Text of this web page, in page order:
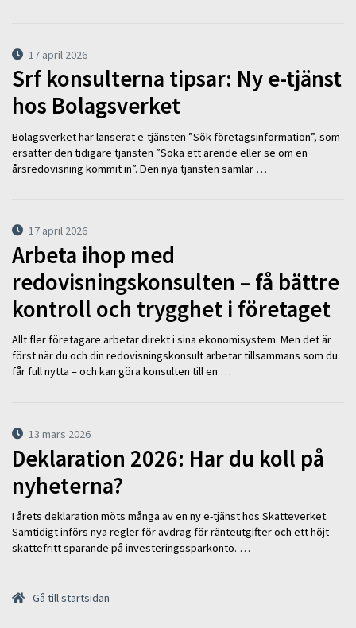
17 april 2026
Srf konsulterna tipsar: Ny e-tjänst
hos Bolagsverket
Bolagsverket har lanserat e-tjänsten ”Sök företagsinformation”, som
ersätter den tidigare tjänsten ”Söka ett ärende eller se om en
årsredovisning kommit in”. Den nya tjänsten samlar …
17 april 2026
Arbeta ihop med
redovisningskonsulten – få bättre
kontroll och trygghet i företaget
Allt fler företagare arbetar direkt i sina ekonomisystem. Men det är
först när du och din redovisningskonsult arbetar tillsammans som du
får full nytta – och kan göra konsulten till en …
13 mars 2026
Deklaration 2026: Har du koll på
nyheterna?
I årets deklaration möts många av en ny e-tjänst hos Skatteverket.
Samtidigt införs nya regler för avdrag för ränteutgifter och ett höjt
skattefritt sparande på investeringssparkonto. …
Gå till startsidan